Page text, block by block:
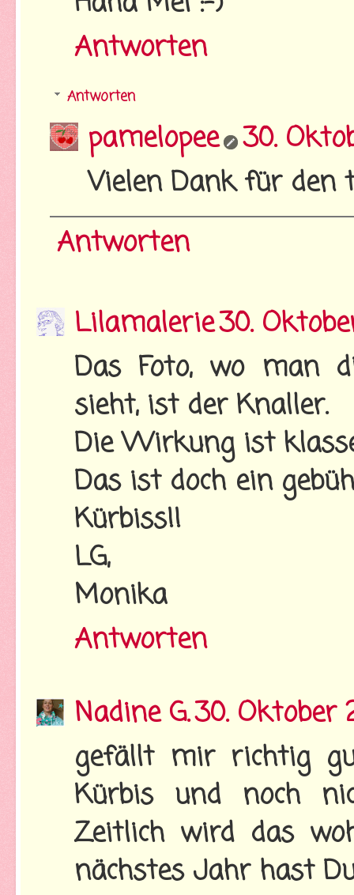
Antworten
Antworten
pamelopee 30.
Vielen Dank für den
Antworten
Lilamalerie30.
Das Foto, wo man
sieht, ist der Knaller.
Die Wirkung ist
Das ist doch ein
Kürbiss!!
LG,
Monika
Antworten
Nadine G.30. Oktober
gefällt mir richtig
Kürbis und noch
Zeitlich wird das
nächstes Jahr hast